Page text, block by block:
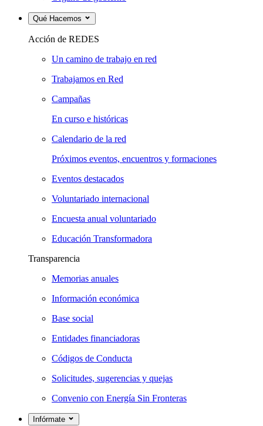
Qué Hacemos
Acción de REDES
Un camino de trabajo en red
Trabajamos en Red
Campañas
En curso e históricas
Calendario de la red
Próximos eventos, encuentros y formaciones
Eventos destacados
Voluntariado internacional
Encuesta anual voluntariado
Educación Transformadora
Transparencia
Memorias anuales
Información económica
Base social
Entidades financiadoras
Códigos de Conducta
Solicitudes, sugerencias y quejas
Convenio con Energía Sin Fronteras
Infórmate